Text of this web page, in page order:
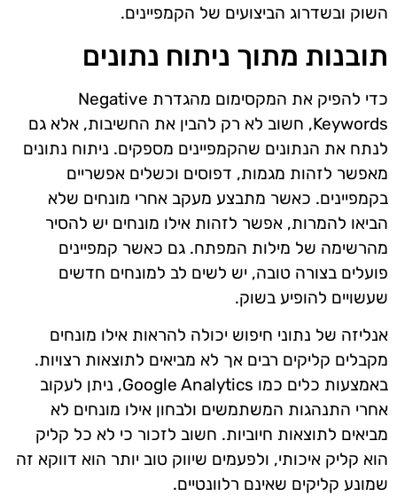
השוק ובשדרוג הביצועים של הקמפיינים.
תובנות מתוך ניתוח נתונים
כדי להפיק את המקסימום מהגדרת Negative
Keywords, חשוב לא רק להבין את החשיבות, אלא גם
לנתח את הנתונים שהקמפיינים מספקים. ניתוח נתונים
מאפשר לזהות מגמות, דפוסים וכשלים אפשריים
בקמפיינים. כאשר מתבצע מעקב אחרי מונחים שלא
הביאו להמרות, אפשר לזהות אילו מונחים יש להסיר
מהרשימה של מילות המפתח. גם כאשר קמפיינים
פועלים בצורה טובה, יש לשים לב למונחים חדשים
שעשויים להופיע בשוק.
אנליזה של נתוני חיפוש יכולה להראות אילו מונחים
מקבלים קליקים רבים אך לא מביאים לתוצאות רצויות.
באמצעות כלים כמו Google Analytics, ניתן לעקוב
אחרי התנהגות המשתמשים ולבחון אילו מונחים לא
מביאים לתוצאות חיוביות. חשוב לזכור כי לא כל קליק
הוא קליק איכותי, ולפעמים שיווק טוב יותר הוא דווקא זה
שמונע קליקים שאינם רלוונטיים.